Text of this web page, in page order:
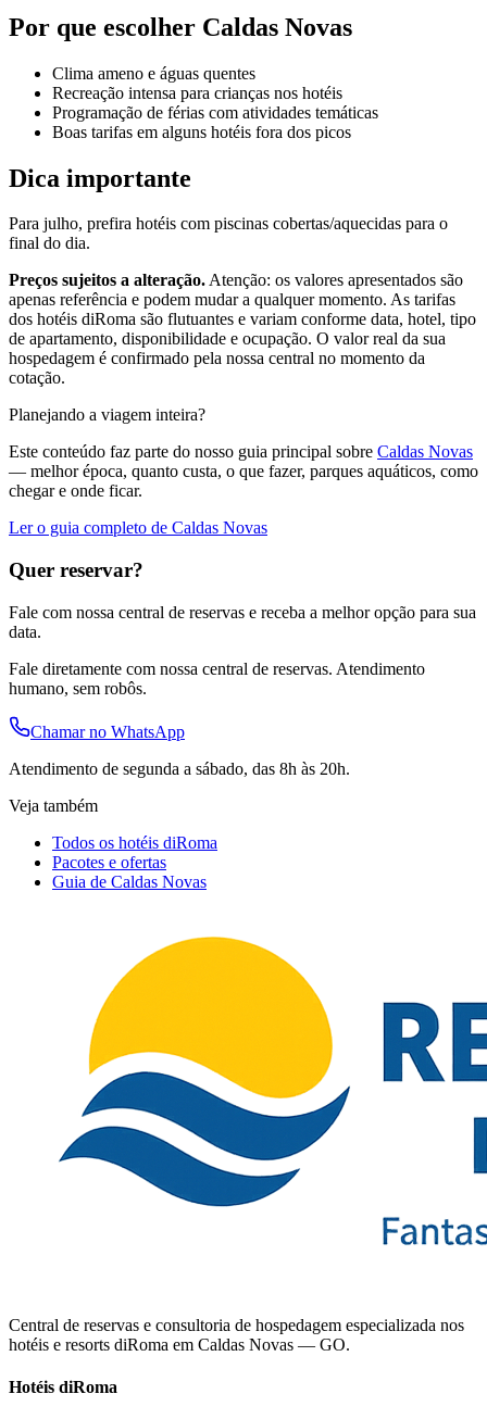
Por que escolher Caldas Novas
Clima ameno e águas quentes
Recreação intensa para crianças nos hotéis
Programação de férias com atividades temáticas
Boas tarifas em alguns hotéis fora dos picos
Dica importante
Para julho, prefira hotéis com piscinas cobertas/aquecidas para o
final do dia.
Preços sujeitos a alteração.Atenção: os valores apresentados são
apenas referência e podem mudar a qualquer momento. As tarifas
dos hotéis diRoma são flutuantes e variam conforme data, hotel, tipo
de apartamento, disponibilidade e ocupação. O valor real da sua
hospedagem é confirmado pela nossa central no momento da
cotação.
Planejando a viagem inteira?
Este conteúdo faz parte do nosso guia principal sobre Caldas Novas
— melhor época, quanto custa, o que fazer, parques aquáticos, como
chegar e onde ficar.
Ler o guia completo de Caldas Novas
Quer reservar?
Fale com nossa central de reservas e receba a melhor opção para sua
data.
Fale diretamente com nossa central de reservas. Atendimento
humano, sem robôs.
Chamar no WhatsApp
Atendimento de segunda a sábado, das 8h às 20h.
Veja também
Todos os hotéis diRoma
Pacotes e ofertas
Guia de Caldas Novas
Central de reservas e consultoria de hospedagem especializada nos
hotéis e resorts diRoma em Caldas Novas — GO.
Hotéis diRoma